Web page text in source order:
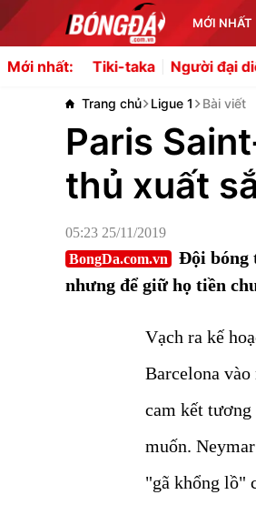
MỚI NHẤT
Mới nhất:
taka Người đại diện của Gabriel
Trang chủ Ligue 1 Bài viết
Paris
thủ xuất
05:23 25/11/2019
BongDa.com.vn
Đội bóng
nhưng để giữ họ tiền
Vạch ra kế
Barcelona
cam kết tương
muốn.
"gã khổng lồ"